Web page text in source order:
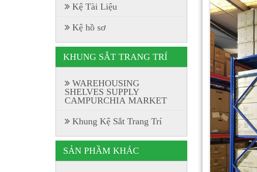
Kệ Tài Liệu
Kệ hồ sơ
KHUNG SẮT TRANG TRÍ
WAREHOUSING
SHELVES SUPPLY
CAMPURCHIA MARKET
Khung Kệ Sắt Trang Trí
SẢN PHẦM KHÁC